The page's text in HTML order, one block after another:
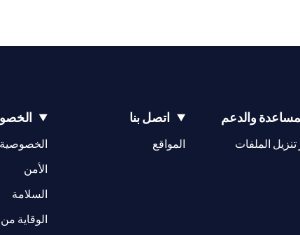
والدعم
الملفات
اتصل بنا
المواقع
(opens in a new tab) الخصوصية
الأمن
السلامة
الوقاية من